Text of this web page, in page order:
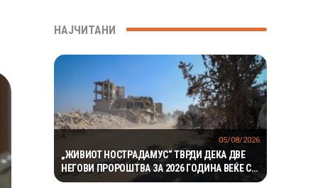
НАЈЧИТАНИ
„ЖИВИОТ НОСТРАДАМУС“ ТВРДИ ДЕКА ДВЕ
НЕГОВИ ПРОРОШТВА ЗА 2026 ГОДИНА ВЕЌЕ СЕ
ОСТВАРИЛЕ – СЕГА ПРЕДУПРЕДУВА НА ТРЕТО
05/08/2026